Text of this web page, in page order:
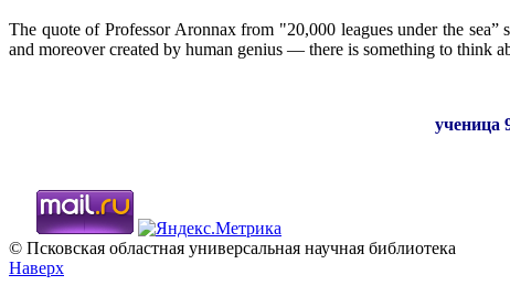
The quote of Professor Aronnax from "20,000 leagues under the
and moreover created by human genius — there is something to think
ученица
© Псковская областная универсальная научная библиотека
Наверх